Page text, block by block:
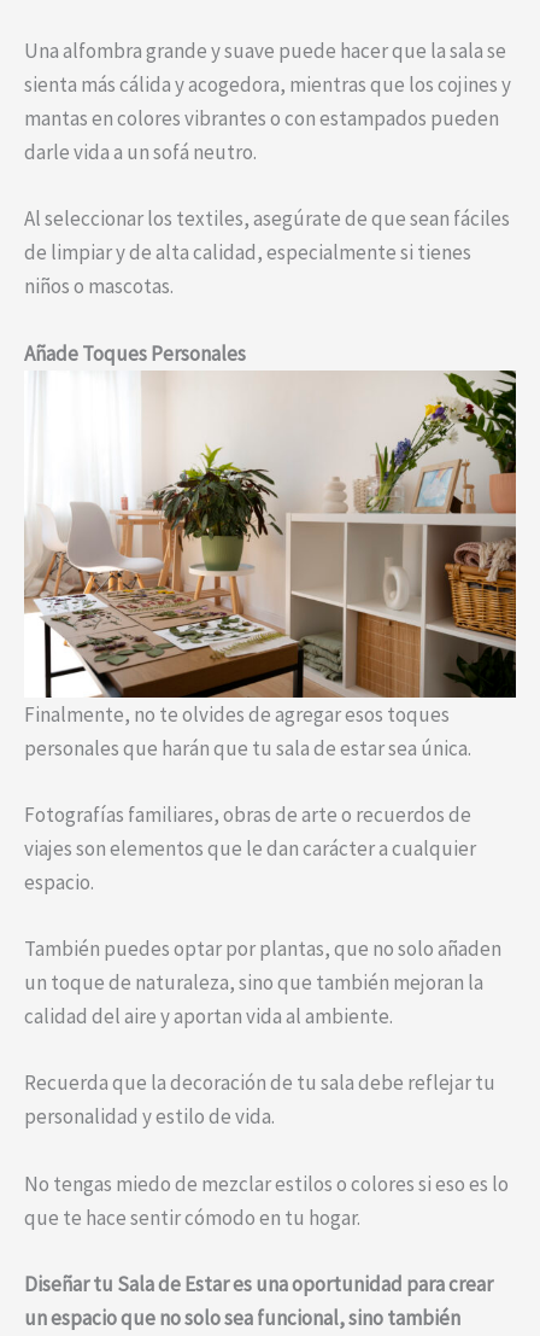
Una alfombra grande y suave puede hacer que la sala se
sienta más cálida y acogedora, mientras que los cojines y
mantas en colores vibrantes o con estampados pueden
darle vida a un sofá neutro.
Al seleccionar los textiles, asegúrate de que sean fáciles
de limpiar y de alta calidad, especialmente si tienes
niños o mascotas.
Añade Toques Personales
Finalmente, no te olvides de agregar esos toques
personales que harán que tu sala de estar sea única.
Fotografías familiares, obras de arte o recuerdos de
viajes son elementos que le dan carácter a cualquier
espacio.
También puedes optar por plantas, que no solo añaden
un toque de naturaleza, sino que también mejoran la
calidad del aire y aportan vida al ambiente.
Recuerda que la decoración de tu sala debe reflejar tu
personalidad y estilo de vida.
No tengas miedo de mezclar estilos o colores si eso es lo
que te hace sentir cómodo en tu hogar.
Diseñar tu Sala de Estar es una oportunidad para crear
un espacio que no solo sea funcional, sino también